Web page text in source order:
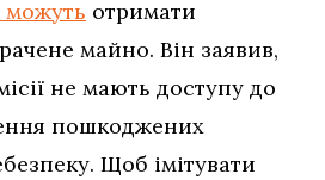
можуть отримати
майно. Він заявив,
не мають доступу до
пошкоджених
Щоб імітувати